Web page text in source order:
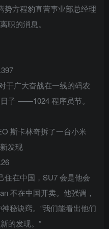
势方程豹直营事业部总经理
职的消息。
于广大奋战在一线的码农
子 ——1024 程序员节。
斯卡林奇拆了一台小米
发现
住在中国，SU7 会是他会
不在中国开卖。他强调，
秘诀窍。“我们能看出他们
的发现。”